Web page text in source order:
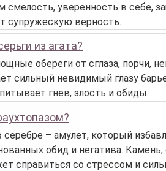
смелость, уверенность в себе,
супружескую верность.
из агата?
обереги от сглаза, порчи,
сильный невидимый глазу
гнев, злость и обиды.
серебре – амулет, который
обид и негатива.
справиться со стрессом и